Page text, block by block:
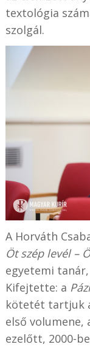
textológia
szolgál.
A Horváth
Öt szép levél –
egyetemi
Kifejtette: a
kötetét tartjuk
első volumene,
ezelőtt, 2000-